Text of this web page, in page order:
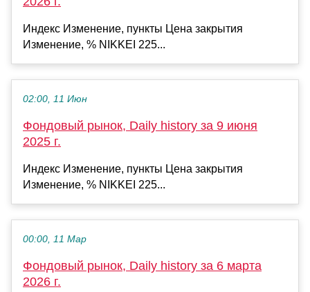
Индекс Изменение, пункты Цена закрытия
Изменение, % NIKKEI 225...
02:00, 11 Июн
Фондовый рынок, Daily history за 9 июня
2025 г.
Индекс Изменение, пункты Цена закрытия
Изменение, % NIKKEI 225...
00:00, 11 Мар
Фондовый рынок, Daily history за 6 марта
2026 г.